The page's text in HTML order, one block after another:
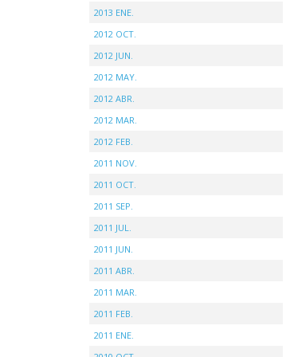
2013 ENE.
2012 OCT.
2012 JUN.
2012 MAY.
2012 ABR.
2012 MAR.
2012 FEB.
2011 NOV.
2011 OCT.
2011 SEP.
2011 JUL.
2011 JUN.
2011 ABR.
2011 MAR.
2011 FEB.
2011 ENE.